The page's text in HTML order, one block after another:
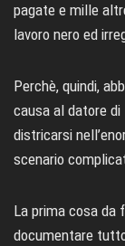
pagate e mille
lavoro nero ed
Perchè, quindi,
causa al datore
districarsi
scenario
La prima cosa da
documentare